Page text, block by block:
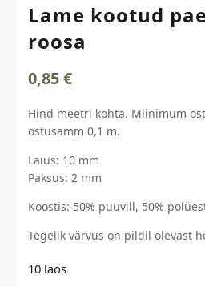
Lame kootud
roosa
0,85€
Hind meetri kohta. Miinimum
ostusamm 0,1 m.
Laius: 10 mm
Paksus: 2 mm
Koostis: 50% puuvill, 50%
Tegelik värvus on pildil olevast
10 laos